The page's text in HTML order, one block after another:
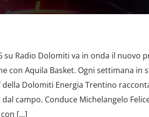
su Radio Dolomiti va in onda il nuovo
con Aquila Basket. Ogni settimana in
della Dolomiti Energia Trentino
campo. Conduce Michelangelo
[…]